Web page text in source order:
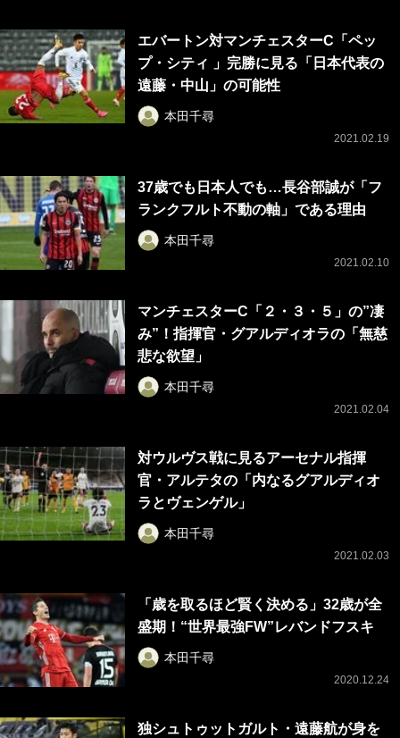
エバートン対マンチェスターC「ペッ
プ・シティ 」完勝に見る「日本代表の
遠藤・中山」の可能性
本田千尋
2021.02.19
37歳でも日本人でも…長谷部誠が「フ
ランクフルト不動の軸」である理由
本田千尋
2021.02.10
マンチェスターC「２・３・５」の”凄
み”！指揮官・グアルディオラの「無慈
悲な欲望」
本田千尋
2021.02.04
対ウルヴス戦に見るアーセナル指揮
官・アルテタの「内なるグアルディオ
ラとヴェンゲル」
本田千尋
2021.02.03
「歳を取るほど賢く決める」32歳が全
盛期！“世界最強FW”レバンドフスキ
本田千尋
2020.12.24
独シュトゥットガルト・遠藤航が身を